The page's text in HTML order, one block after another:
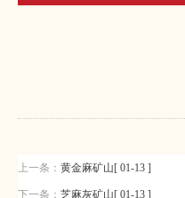
上一条： 黄金麻矿山[ 01-13 ]
下一条： 芝麻灰矿山[ 01-13 ]